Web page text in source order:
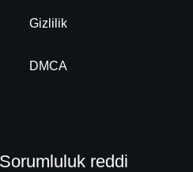
Gizlilik
DMCA
reddi